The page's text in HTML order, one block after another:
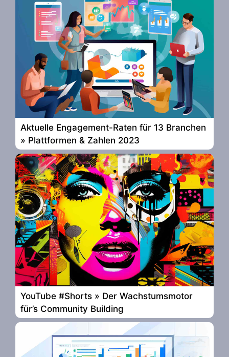
Aktuelle Engagement-Raten für 13 Branchen
» Plattformen & Zahlen 2023
YouTube #Shorts » Der Wachstumsmotor
für’s Community Building